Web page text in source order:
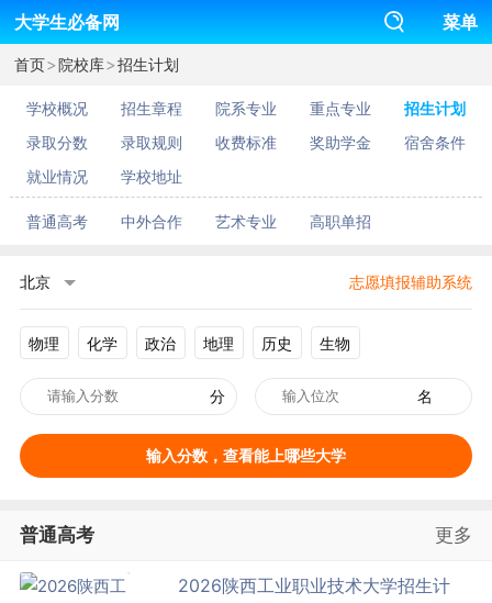
大学生必备网 菜单
首页>院校库>招生计划
学校概况 招生章程 院系专业 重点专业
招生计划
录取分数
录取规则 收费标准 奖助学金
宿舍条件
就业情况
学校地址
普通高考 中外合作 艺术专业 高职单招
北京 志愿填报辅助系统
物理 化学 政治 地理 历史 生物
分 名
输入分数，查看能上哪些大学
普通高考 更多
2026陕西工业职业技术大学招生计